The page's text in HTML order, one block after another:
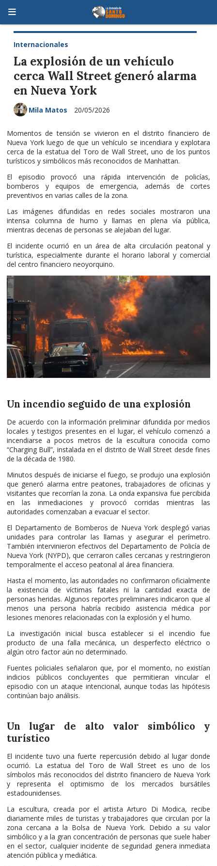
La explosión de un vehículo
cerca Wall Street generó alarma
en Nueva York
Internacionales
20/05/2026
Mila Matos
Momentos de tensión se vivieron en el distrito financiero de
Nueva York luego de que un vehículo se incendiara y explotara
cerca de la estatua del Toro de Wall Street, uno de los puntos
turísticos y simbólicos más reconocidos de Manhattan.
El episodio provocó una rápida intervención de policías,
bomberos y equipos de emergencia, además de cortes
preventivos en varias calles de la zona.
Las imágenes difundidas en redes sociales mostraron una
intensa columna de humo y llamas en plena vía pública,
mientras decenas de personas se alejaban del lugar.
El incidente ocurrió en un área de alta circulación peatonal y
turística, especialmente durante el horario laboral y comercial
del centro financiero neoyorquino.
Un incendio seguido de una explosión
De acuerdo con la información preliminar difundida por medios
locales y testigos presentes en el lugar, el vehículo comenzó a
incendiarse a pocos metros de la escultura conocida como
“Charging Bull”, instalada en el distrito de Wall Street desde fines
de la década de 1980.
Minutos después de iniciarse el fuego, se produjo una explosión
que generó alarma entre peatones, trabajadores de oficinas y
visitantes que recorrían la zona. La onda expansiva fue percibida
en las inmediaciones y provocó corridas mientras las
autoridades comenzaban a evacuar el sector.
El Departamento de Bomberos de Nueva York desplegó varias
unidades para controlar las llamas y asegurar el perímetro.
También intervinieron efectivos del Departamento de Policía de
Nueva York (NYPD), que cerraron calles cercanas y restringieron
temporalmente el acceso peatonal al área financiera.
Hasta el momento, las autoridades no confirmaron oficialmente
la existencia de víctimas fatales ni la cantidad exacta de
personas heridas. Algunos reportes preliminares indicaron que al
menos una persona habría recibido asistencia médica por
lesiones menores relacionadas con la explosión y el humo.
La investigación inicial busca establecer si el incendio fue
producto de una falla mecánica, un desperfecto eléctrico o
algún otro factor aún no determinado.
Fuentes policiales señalaron que, por el momento, no existían
indicios públicos concluyentes que permitieran vincular el
episodio con un ataque intencional, aunque todas las hipótesis
continúan bajo análisis.
Un lugar de alto valor simbólico y
turístico
El incidente tuvo una fuerte repercusión debido al lugar donde
ocurrió. La estatua del Toro de Wall Street es uno de los
símbolos más reconocidos del distrito financiero de Nueva York
y representa el optimismo de los mercados bursátiles
estadounidenses.
La escultura, creada por el artista Arturo Di Modica, recibe
diariamente miles de turistas y trabajadores que circulan por la
zona cercana a la Bolsa de Nueva York. Debido a su valor
simbólico y a la gran concentración de personas que suele haber
en el sector, cualquier incidente de seguridad genera inmediata
atención pública y mediática.